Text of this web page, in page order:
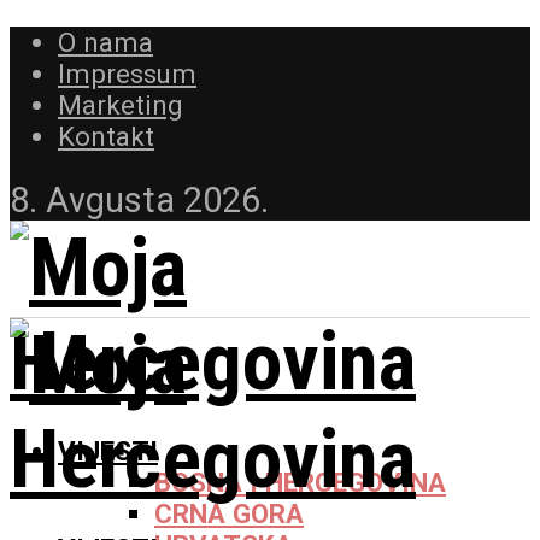
O nama
Impressum
Marketing
Kontakt
8. Avgusta 2026.
VIJESTI
BOSNA I HERCEGOVINA
CRNA GORA